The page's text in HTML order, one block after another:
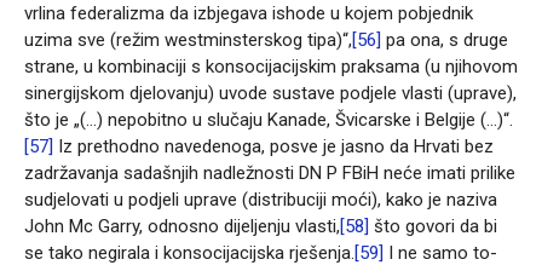
vrlina federalizma da izbjegava ishode u kojem pobjednik
uzima sve (režim westminsterskog tipa)“,[56] pa ona, s druge
strane, u kombinaciji s konsocijacijskim praksama (u njihovom
sinergijskom djelovanju) uvode sustave podjele vlasti (uprave),
što je „(…) nepobitno u slučaju Kanade, Švicarske i Belgije (…)“.
[57] Iz prethodno navedenoga, posve je jasno da Hrvati bez
zadržavanja sadašnjih nadležnosti DN P FBiH neće imati prilike
sudjelovati u podjeli uprave (distribuciji moći), kako je naziva
John Mc Garry, odnosno dijeljenju vlasti,[58] što govori da bi
se tako negirala i konsocijacijska rješenja. [59] I ne samo to-